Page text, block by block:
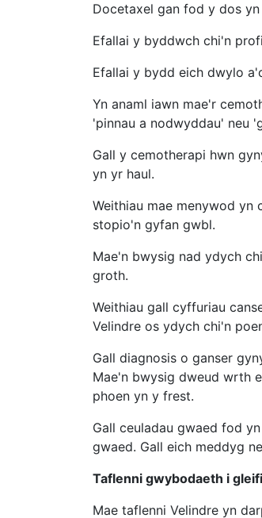
Docetaxel gan fod y dos yn
Efallai y byddwch chi'n
Efallai y bydd eich dwylo
Yn anaml iawn mae'r
'pinnau a nodwyddau' neu
Gall y cemotherapi hwn
yn yr haul.
Weithiau mae menywod
stopio'n gyfan gwbl.
Mae'n bwysig nad ydych
groth.
Weithiau gall cyffuriau
Velindre os ydych chi'n
Gall diagnosis o ganser
Mae'n bwysig dweud wrth
phoen yn y frest.
Gall ceuladau gwaed fod
gwaed. Gall eich meddyg
Taflenni gwybodaeth i
Mae taflenni Velindre yn